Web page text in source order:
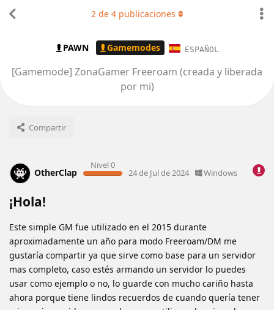
PAWN Gamemodes ESPAÑOL
[Gamemode] ZonaGamer Freeroam (creada y liberada
por mi)
Compartir
2de 4publicaciones
OtherClap
Nivel 0
24 de Jul de 2024 Windows
¡Hola!
Este simple GM fue utilizado en el 2015 durante
aproximadamente un año para modo Freeroam/DM me
gustaría compartir ya que sirve como base para un servidor
mas completo, caso estés armando un servidor lo puedes
usar como ejemplo o no, lo guarde con mucho cariño hasta
ahora porque tiene lindos recuerdos de cuando quería tener